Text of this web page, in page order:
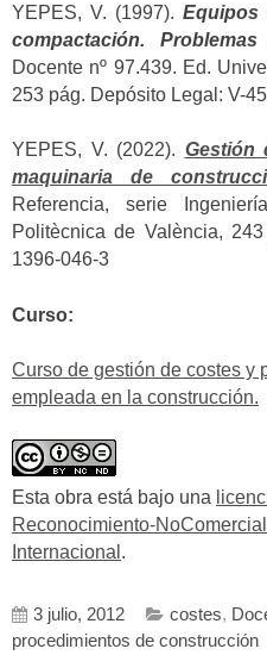
YEPES, V. (1997).Equipos
compactación.
Docente nº 97.439. Ed.
253 pág. Depósito Legal: V-
YEPES, V. (2022). Gestión
maquinaria de
Referencia, serie
Politècnica de València,
1396-046-3
Curso:
Curso de gestión de costes y
empleada en la construcción.
Esta obra está bajo una
Reconocimiento-
Internacional .
3 julio, 2012 costes,
procedimientos de construcción